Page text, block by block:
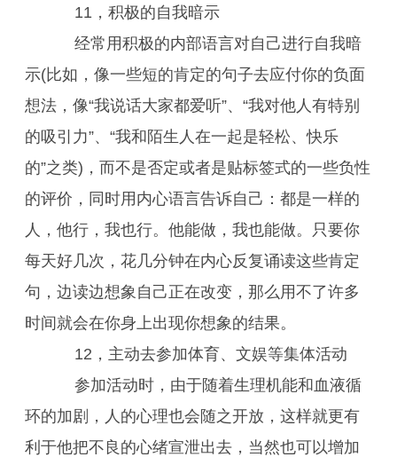
11，积极的自我暗示
经常用积极的内部语言对自己进行自我暗
示(比如，像一些短的肯定的句子去应付你的负面
想法，像“我说话大家都爱听”、“我对他人有特别
的吸引力”、“我和陌生人在一起是轻松、快乐
的”之类)，而不是否定或者是贴标签式的一些负性
的评价，同时用内心语言告诉自己：都是一样的
人，他行，我也行。他能做，我也能做。只要你
每天好几次，花几分钟在内心反复诵读这些肯定
句，边读边想象自己正在改变，那么用不了许多
时间就会在你身上出现你想象的结果。
12，主动去参加体育、文娱等集体活动
参加活动时，由于随着生理机能和血液循
环的加剧，人的心理也会随之开放，这样就更有
利于他把不良的心绪宣泄出去，当然也可以增加